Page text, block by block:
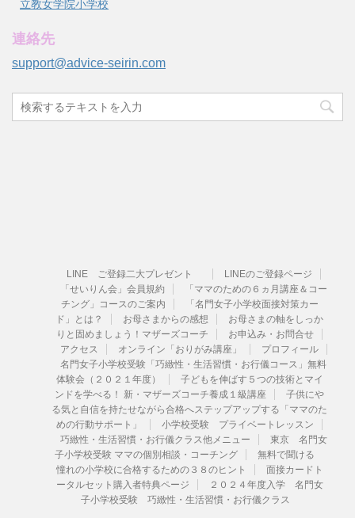
立教女学院小学校
連絡先
support@advice-seirin.com
LINE ご登録二大プレゼント
LINEのご登録ページ
「せいりん会」会員規約
「ママのための６ヵ月講座＆コー
チング」コースのご案内
「名門女子小学校面接対策カー
ド」とは？
お母さまからの感想
お母さまの軸をしっか
りと固めましょう！マザーズコーチ
お申込み・お問合せ
アクセス
オンライン「おりがみ講座」
プロフィール
名門女子小学校受験「巧緻性・生活習慣・お行儀コース」無料
体験会（２０２１年度）
子どもを伸ばす５つの技術とマイ
ンドを学べる！ 新・マザーズコーチ養成１級講座
子供にや
る気と自信を持たせながら合格へステップアップする「ママのた
めの行動サポート」
小学校受験 プライベートレッスン
巧緻性・生活習慣・お行儀クラス他メニュー
東京 名門女
子小学校受験 ママの個別相談・コーチング
無料で聞ける
憧れの小学校に合格するための３８のヒント
面接カードト
ータルセット購入者特典ページ
２０２４年度入学 名門女
子小学校受験 巧緻性・生活習慣・お行儀クラス